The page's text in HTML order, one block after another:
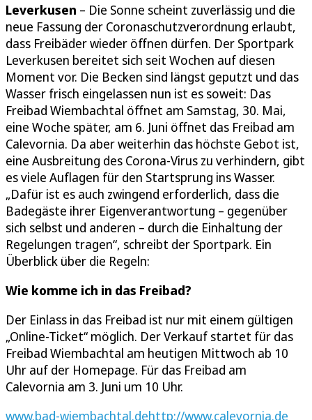
Leverkusen – Die Sonne scheint zuverlässig und die
neue Fassung der Coronaschutzverordnung erlaubt,
dass Freibäder wieder öffnen dürfen. Der Sportpark
Leverkusen bereitet sich seit Wochen auf diesen
Moment vor. Die Becken sind längst geputzt und das
Wasser frisch eingelassen nun ist es soweit: Das
Freibad Wiembachtal öffnet am Samstag, 30. Mai,
eine Woche später, am 6. Juni öffnet das Freibad am
Calevornia. Da aber weiterhin das höchste Gebot ist,
eine Ausbreitung des Corona-Virus zu verhindern, gibt
es viele Auflagen für den Startsprung ins Wasser.
„Dafür ist es auch zwingend erforderlich, dass die
Badegäste ihrer Eigenverantwortung – gegenüber
sich selbst und anderen – durch die Einhaltung der
Regelungen tragen“, schreibt der Sportpark. Ein
Überblick über die Regeln:
Wie komme ich in das Freibad?
Der Einlass in das Freibad ist nur mit einem gültigen
„Online-Ticket“ möglich. Der Verkauf startet für das
Freibad Wiembachtal am heutigen Mittwoch ab 10
Uhr auf der Homepage. Für das Freibad am
Calevornia am 3. Juni um 10 Uhr.
www.bad-wiembachtal.dehttp://www.calevornia.de